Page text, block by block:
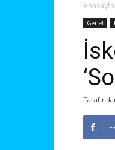
Anasayfa
Genel